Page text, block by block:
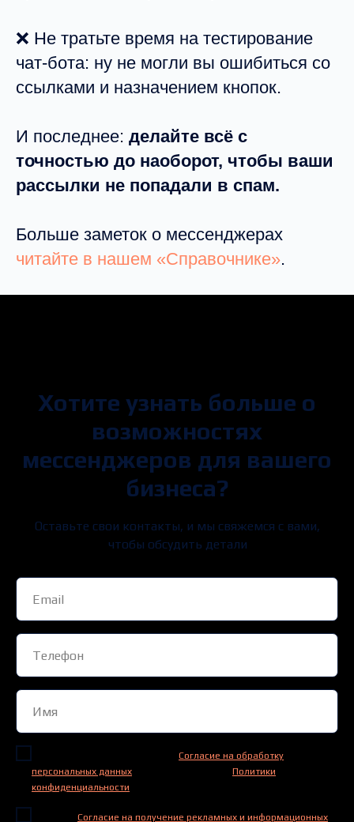
❌ Не тратьте время на тестирование
чат-бота: ну не могли вы ошибиться со
ссылками и назначением кнопок.
И последнее: делайте всё с
точностью до наоборот, чтобы ваши
рассылки не попадали в спам.
Больше заметок о мессенджерах
читайте в нашем «Справочнике».
Хотите узнать больше о
возможностях
мессенджеров для вашего
бизнеса?
Оставьте свои контакты, и мы свяжемся с вами,
чтобы обсудить детали
Согласие на обработку
персональных данных
Политики
конфиденциальности
Согласие на получение рекламных и информационных